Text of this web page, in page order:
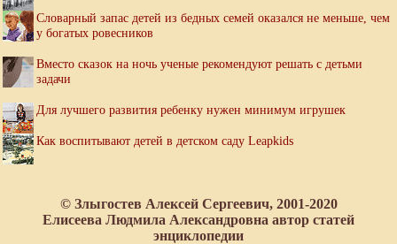
Словарный запас детей из бедных семей оказался не меньше, чем
у богатых ровесников
Вместо сказок на ночь ученые рекомендуют решать с детьми
задачи
Для лучшего развития ребенку нужен минимум игрушек
Как воспитывают детей в детском саду Leapkids
© Злыгостев Алексей Сергеевич, 2001-2020
Елисеева Людмила Александровна автор статей
энциклопедии